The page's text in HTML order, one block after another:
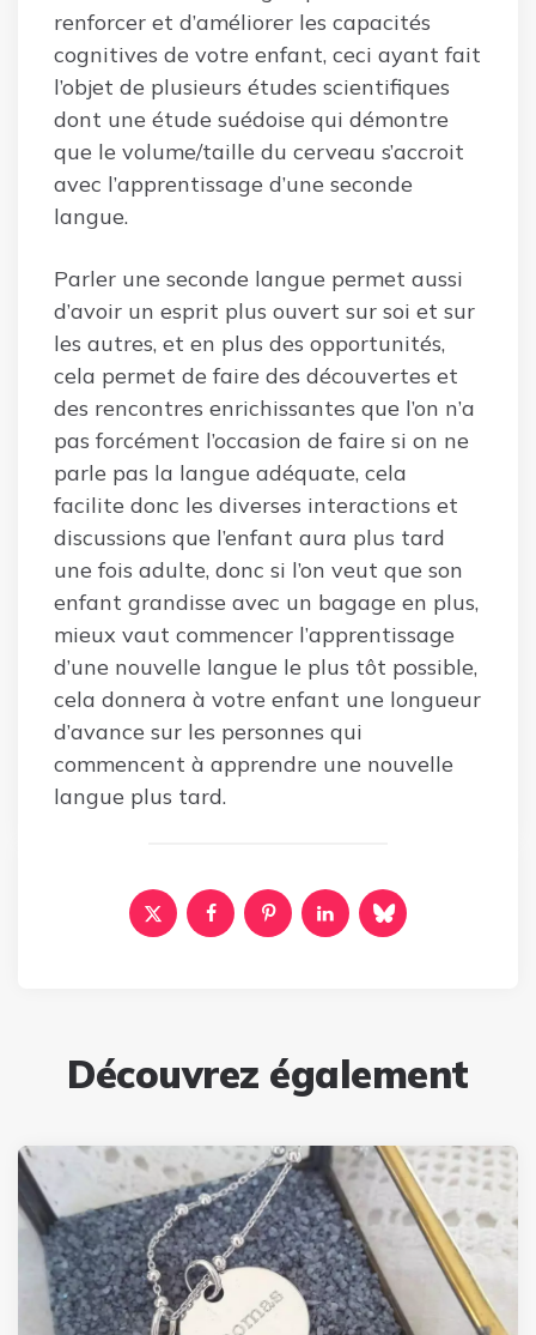
renforcer et d’améliorer les capacités
cognitives de votre enfant, ceci ayant fait
l’objet de plusieurs études scientifiques
dont une étude suédoise qui démontre
que le volume/taille du cerveau s’accroit
avec l’apprentissage d’une seconde
langue.
Parler une seconde langue permet aussi
d’avoir un esprit plus ouvert sur soi et sur
les autres, et en plus des opportunités,
cela permet de faire des découvertes et
des rencontres enrichissantes que l’on n’a
pas forcément l’occasion de faire si on ne
parle pas la langue adéquate, cela
facilite donc les diverses interactions et
discussions que l’enfant aura plus tard
une fois adulte, donc si l’on veut que son
enfant grandisse avec un bagage en plus,
mieux vaut commencer l’apprentissage
d’une nouvelle langue le plus tôt possible,
cela donnera à votre enfant une longueur
d’avance sur les personnes qui
commencent à apprendre une nouvelle
langue plus tard.
Découvrez également